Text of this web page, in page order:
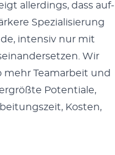
allerd­ings, dass auf­
Spezial­isierung
inten­siv nur mit
Wir
mehr Tea­mar­beit und
Poten­tiale,
Kosten,